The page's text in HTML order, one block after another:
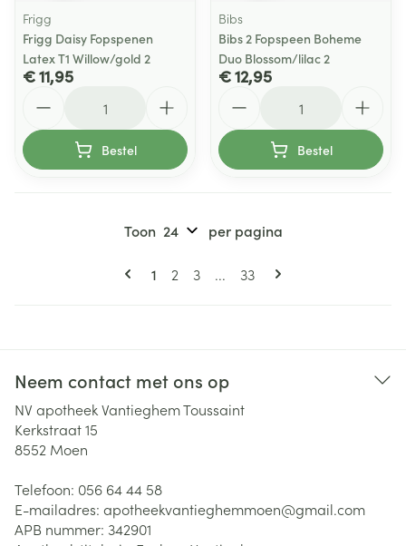
Frigg
Frigg Daisy Fopspenen
Latex T1 Willow/gold 2
€ 11,95
Bestel
Bibs
Bibs 2 Fopspeen Boheme
Duo Blossom/lilac 2
€ 12,95
Bestel
Pagina's
U lees momenteel pagina
1 Pagina
2 Pagina
3 ... Pagina
33
Toon per pagina
Neem contact met ons op
NV apotheek Vantieghem Toussaint
Kerkstraat 15
8552 Moen
Telefoon: 056 64 44 58
E-mailadres: apotheekvantieghemmoen@gmail.com
APB nummer: 342901